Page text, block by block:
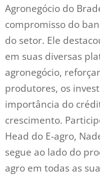
Agronegócio do
compromisso do
do setor. Ele
em suas diversas
agronegócio,
produtores, os
importância do
crescimento.
Head do E-agro,
segue ao lado do
agro em todas as